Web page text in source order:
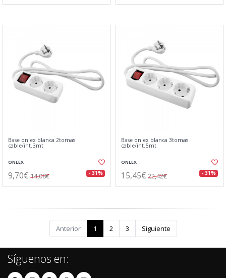
Base onlex blanca 2tomas
cable/int.3mt
ONLEX
9,70€ 14,08€ - 31%
Base onlex blanca 3tomas
cable/int.5mt
ONLEX
15,45€ 22,42€ - 31%
Anterior 1 2 3 Siguiente
Síguenos en: